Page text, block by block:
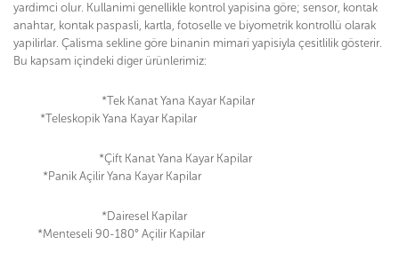
yardimci olur. Kullanimi genellikle kontrol yapisina göre; sensor, kontak
anahtar, kontak paspasli, kartla, fotoselle ve biyometrik kontrollü olarak
yapilirlar. Çalisma sekline göre binanin mimari yapisiyla çesitlilik gösterir.
Bu kapsam içindeki diger ürünlerimiz:
*Tek Kanat Yana Kayar Kapilar
*Teleskopik Yana Kayar Kapilar
*Çift Kanat Yana Kayar Kapilar
*Panik Açilir Yana Kayar Kapilar
*Dairesel Kapilar
*Menteseli 90-180° Açilir Kapilar